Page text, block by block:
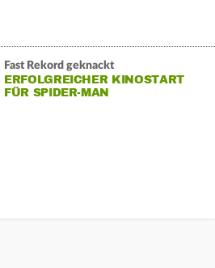
Fast Rekord geknackt
ERFOLGREICHER KINOSTART
FÜR SPIDER-MAN